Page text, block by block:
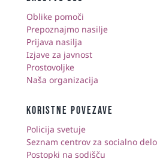
Oblike pomoči
Prepoznajmo nasilje
Prijava nasilja
Izjave za javnost
Prostovoljke
Naša organizacija
KORISTNE POVEZAVE
Policija svetuje
Seznam centrov za socialno delo
Postopki na sodišču